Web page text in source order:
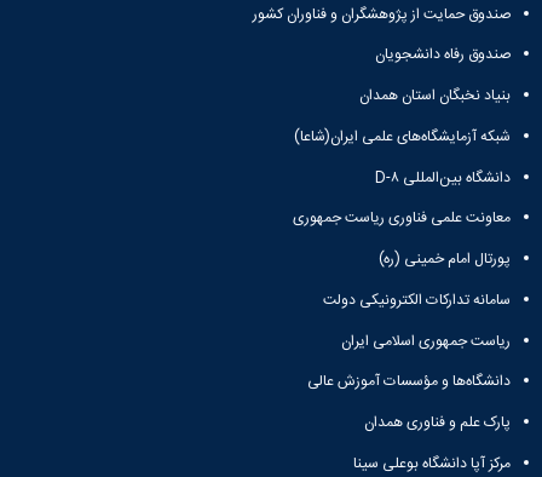
صندوق حمایت از پژوهشگران و فناوران کشور
صندوق رفاه دانشجویان
بنیاد نخبگان استان همدان
شبکه آزمایشگاه‌های علمی ایران(شاعا)
دانشگاه بین‌المللی D-۸
معاونت علمی فناوری ریاست جمهوری
پورتال امام خمینی (ره)
سامانه تدارکات الکترونیکی دولت
ریاست جمهوری اسلامی ایران
دانشگاه‌ها و مؤسسات آموزش عالی
پارک علم و فناوری همدان
مرکز آپا دانشگاه بوعلی سینا